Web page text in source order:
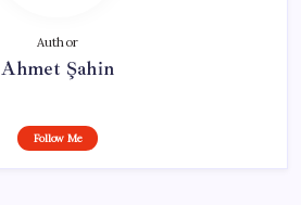
Author
Ahmet Şahin
Follow Me